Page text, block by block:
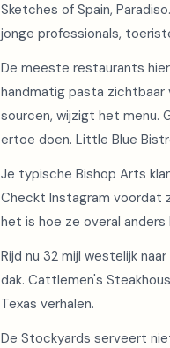
Sketches of Spain,
jonge professionals,
De meeste restaurants
handmatig pasta zichtbaar
sourcen, wijzigt het menu.
ertoe doen. Little Blue
Je typische Bishop Arts
Checkt Instagram voordat
het is hoe ze overal anders
Rijd nu 32 mijl westelijk
dak. Cattlemen's
Texas verhalen.
De Stockyards serveert